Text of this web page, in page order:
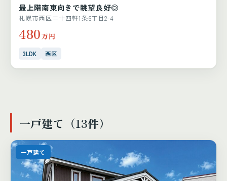
最上階南東向きで眺望良好◎
札幌市西区二十四軒1条6丁目2-4
480万円
3LDK 西区
一戸建て（13件）
一戸建て